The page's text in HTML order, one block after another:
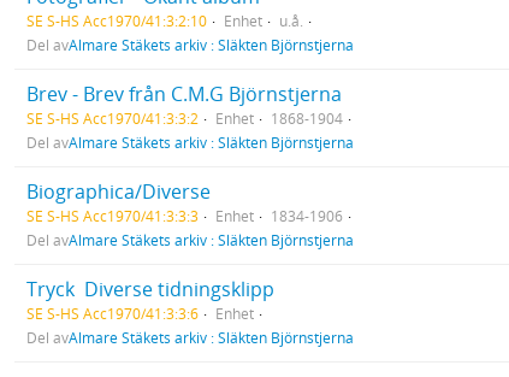
SE S-HS Acc1970/41:3:2:10 Enhet
u.å.
Del avAlmare Stäkets arkiv : Släkten Björnstjerna
Brev - Brev från C.M.G Björnstjerna
SE S-HS Acc1970/41:3:3:2 Enhet
1868-1904
Del avAlmare Stäkets arkiv : Släkten Björnstjerna
Biographica/Diverse
SE S-HS Acc1970/41:3:3:3 Enhet
1834-1906
Del avAlmare Stäkets arkiv : Släkten Björnstjerna
Tryck  Diverse tidningsklipp
SE S-HS Acc1970/41:3:3:6
Enhet
Del avAlmare Stäkets arkiv : Släkten Björnstjerna